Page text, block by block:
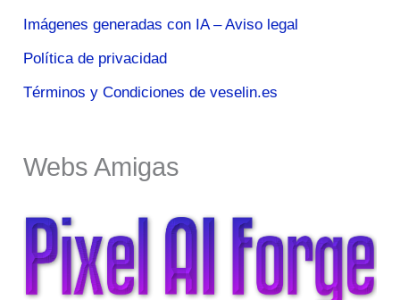
Imágenes generadas con IA – Aviso legal
Política de privacidad
Términos y Condiciones de veselin.es
Webs Amigas